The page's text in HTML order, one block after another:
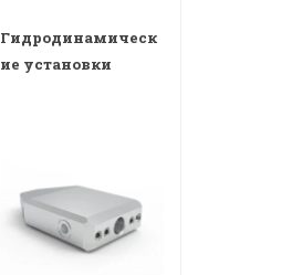
Гидродинамическ
ие установки